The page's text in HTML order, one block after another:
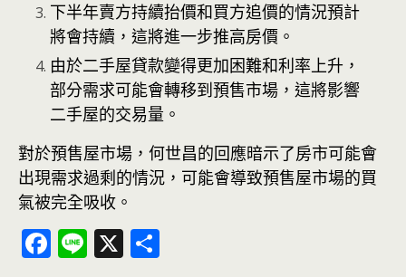
下半年賣方持續抬價和買方追價的情況預計
將會持續，這將進一步推高房價 。
由於二手屋貸款變得更加困難和利率上升，
部分需求可能會轉移到預售市場，這將影響
二手屋的交易量。
對於預售屋市場，何世昌的回應暗示了房市可能會
出現需求過剩的情況，可能會導致預售屋市場的買
氣被完全吸收。
F Li X